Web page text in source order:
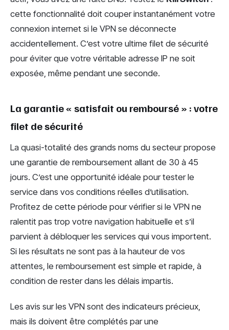
cette fonctionnalité doit couper instantanément votre
connexion internet si le VPN se déconnecte
accidentellement. C’est votre ultime filet de sécurité
pour éviter que votre véritable adresse IP ne soit
exposée, même pendant une seconde.
La garantie « satisfait ou remboursé » : votre
filet de sécurité
La quasi-totalité des grands noms du secteur propose
une garantie de remboursement allant de 30 à 45
jours. C’est une opportunité idéale pour tester le
service dans vos conditions réelles d’utilisation.
Profitez de cette période pour vérifier si le VPN ne
ralentit pas trop votre navigation habituelle et s’il
parvient à débloquer les services qui vous importent.
Si les résultats ne sont pas à la hauteur de vos
attentes, le remboursement est simple et rapide, à
condition de rester dans les délais impartis.
Les avis sur les VPN sont des indicateurs précieux,
mais ils doivent être complétés par une